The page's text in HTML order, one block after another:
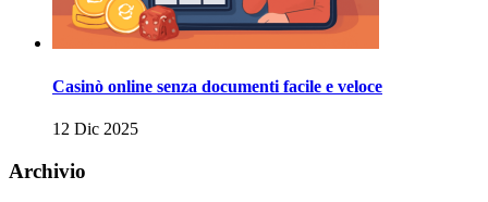
Casinò online senza documenti facile e veloce
12 Dic 2025
Archivio